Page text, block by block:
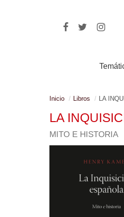
Inicio Libros LA
LA
MITO E HISTORIA